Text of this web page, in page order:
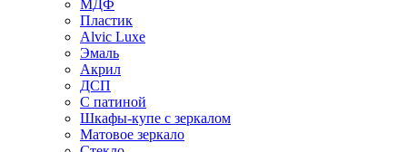
МДФ
Пластик
Alvic Luxe
Эмаль
Акрил
ДСП
С патиной
Шкафы-купе с зеркалом
Матовое зеркало